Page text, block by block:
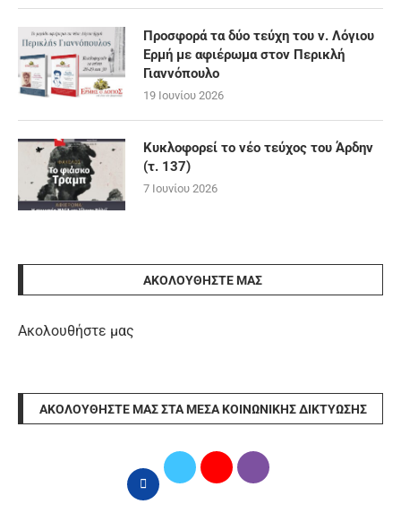
Προσφορά τα δύο τεύχη του ν. Λόγιου
Ερμή με αφιέρωμα στον Περικλή
Γιαννόπουλο
19 Ιουνίου 2026
Κυκλοφορεί το νέο τεύχος του Άρδην
(τ. 137)
7 Ιουνίου 2026
ΑΚΟΛΟΥΘΉΣΤΕ ΜΑΣ
Ακολουθήστε μας
ΑΚΟΛΟΥΘΉΣΤΕ ΜΑΣ ΣΤΑ ΜΈΣΑ ΚΟΙΝΩΝΙΚΉΣ ΔΙΚΤΎΩΣΗΣ